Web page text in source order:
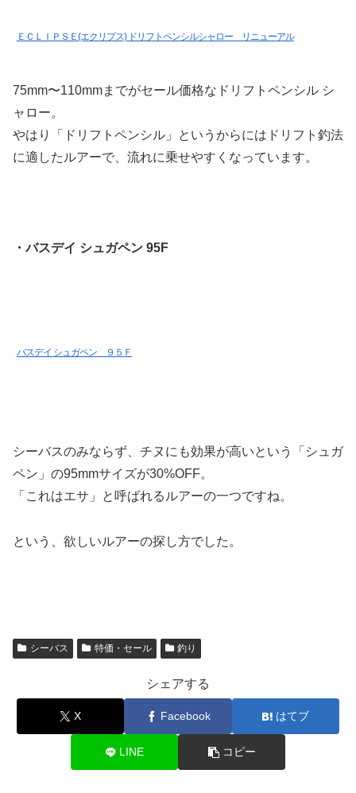
ＥＣＬＩＰＳＥ(エクリプス) ドリフトペンシルシャロー リニューアル
75mm〜110mmまでがセール価格なドリフトペンシル シ
ャロー。
やはり「ドリフトペンシル」というからにはドリフト釣法
に適したルアーで、流れに乗せやすくなっています。
・バスデイ シュガペン 95F
バスデイ シュガペン ９５Ｆ
シーバスのみならず、チヌにも効果が高いという「シュガ
ペン」の95mmサイズが30%OFF。
「これはエサ」と呼ばれるルアーの一つですね。
という、欲しいルアーの探し方でした。
シーバス 特価・セール 釣り
シェアする
X Facebook はてブ
LINE コピー